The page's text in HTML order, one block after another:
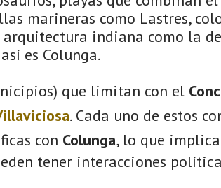
marineras como Lastres,
arquitectura indiana como la
es Colunga.
que limitan con el
. Cada uno de estos
con Colunga, lo que
tener interacciones